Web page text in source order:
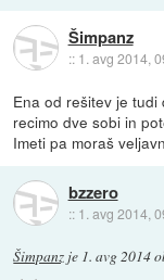
Šimpanz
:: 1. avg 2014,
Ena od rešitev je
recimo dve sobi in
Imeti pa moraš
bzzero
:: 1. avg 2014,
Šimpanz je 1. avg 2014